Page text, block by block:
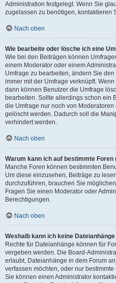
Administration festgelegt. Wenn Sie
zugelassen zu benötigen, kontaktieren
Nach oben
Wie bearbeite oder lösche ich eine
Wie bei den Beiträgen können
einem Moderator oder einem
Umfrage zu bearbeiten, ändern Sie
immer mit der Umfrage verknüpft.
dann können Benutzer die Umfrage
bearbeiten. Sollte allerdings schon ein
die Umfrage nur noch von
gelöscht werden. Dadurch soll die
verhindert werden.
Nach oben
Warum kann ich auf bestimmte Foren
Manche Foren können bestimmten
Um diese einzusehen, Beiträge zu
durchzuführen, brauchen Sie
Fragen Sie einen Moderator oder
Berechtigungen.
Nach oben
Weshalb kann ich keine
Rechte für Dateianhänge können für
vergeben werden. Die Board-
erlaubt, Dateianhänge in dem Forum
verfassen möchten, oder nur
Sie können einen Administrator